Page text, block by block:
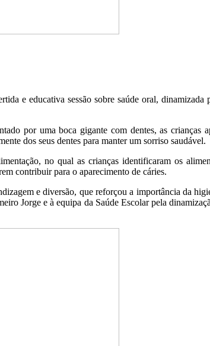
e educativa sessão sobre saúde oral,
por uma boca gigante com dentes, as crianças
dos seus dentes para manter um sorriso saudável.
no qual as crianças identificaram os
contribuir para o aparecimento de cáries.
e diversão, que reforçou a importância da
Jorge e à equipa da Saúde Escolar pela